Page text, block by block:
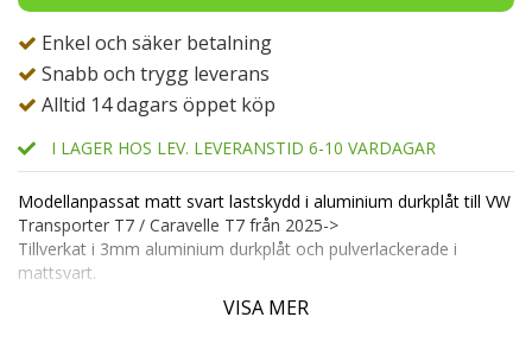
Enkel och säker betalning
Snabb och trygg leverans
Alltid 14 dagars öppet köp
I LAGER HOS LEV. LEVERANSTID 6-10 VARDAGAR
Modellanpassat matt svart lastskydd i aluminium durkplåt till VW
Transporter T7 / Caravelle T7 från 2025->
Tillverkat i 3mm aluminium durkplåt och pulverlackerade i
mattsvart.
Ett bra biltillbehör för dig som vill skydda din stötfångare men
VISA MER